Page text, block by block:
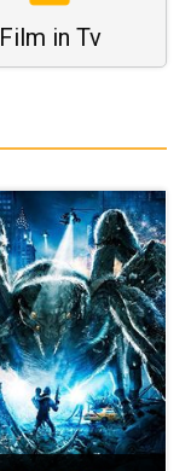
Film in Tv